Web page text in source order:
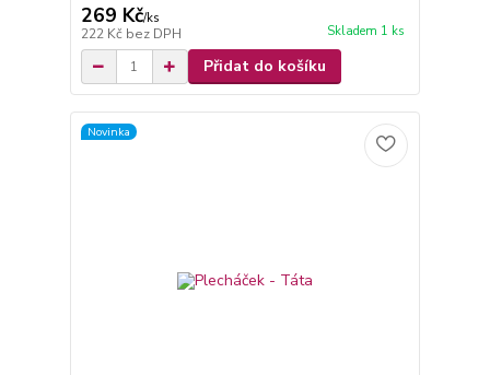
269 Kč/ks
222 Kč bez DPH Skladem 1 ks
Přidat do košíku
Novinka